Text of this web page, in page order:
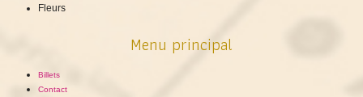
Fleurs
Menu principal
Billets
Contact